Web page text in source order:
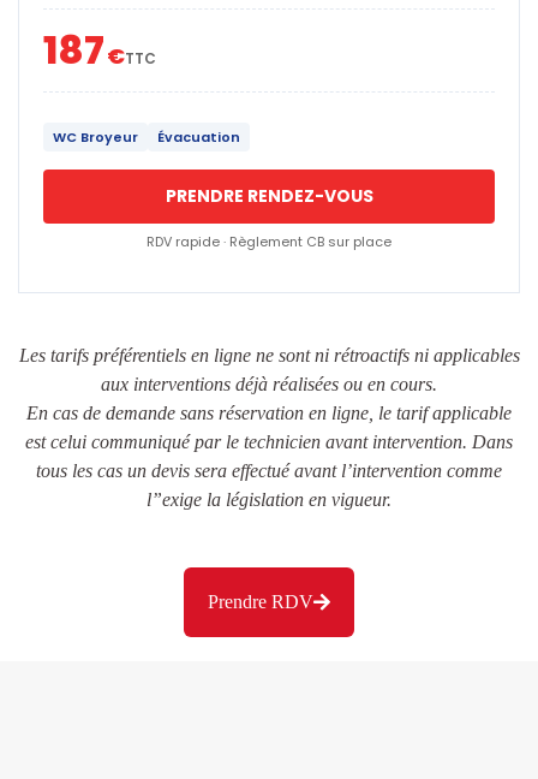
187€TTC
WC Broyeur Évacuation
PRENDRE RENDEZ-VOUS
RDV rapide · Règlement CB sur place
Les tarifs préférentiels en ligne ne sont ni rétroactifs ni applicables
aux interventions déjà réalisées ou en cours.
En cas de demande sans réservation en ligne, le tarif applicable
est celui communiqué par le technicien avant intervention. Dans
tous les cas un devis sera effectué avant l’intervention comme
l”exige la législation en vigueur.
Prendre RDV